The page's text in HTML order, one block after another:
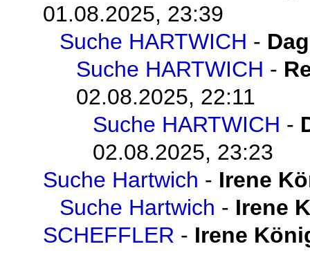
01.08.2025, 23:39
Suche HARTWICH -
Suche HARTWICH -
02.08.2025, 22:11
Suche HARTWICH -
02.08.2025, 23:23
Suche Hartwich - Irene
Suche Hartwich - Irene
SCHEFFLER - Irene